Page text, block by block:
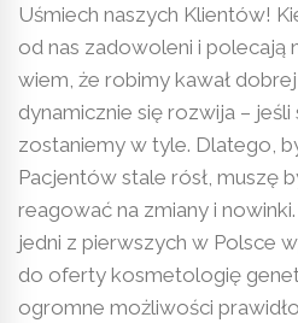
Uśmiech naszych Klientów!
od nas zadowoleni i polecają
wiem, że robimy kawał
dynamicznie się rozwija – jeśli
zostaniemy w tyle. Dlatego,
Pacjentów stale rósł, muszę
reagować na zmiany i
jedni z pierwszych w Polsce
do oferty kosmetologię
ogromne możliwości